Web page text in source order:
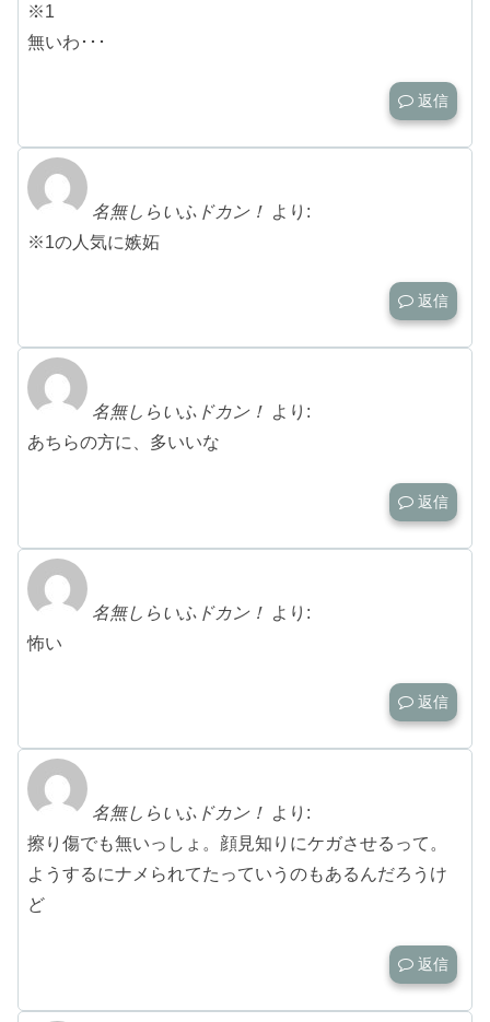
※1
無いわ･･･
返信
名無しらいふドカン！ より:
※1の人気に嫉妬
返信
名無しらいふドカン！ より:
あちらの方に、多いいな
返信
名無しらいふドカン！ より:
怖い
返信
名無しらいふドカン！ より:
擦り傷でも無いっしょ。顔見知りにケガさせるって。
ようするにナメられてたっていうのもあるんだろうけ
ど
返信